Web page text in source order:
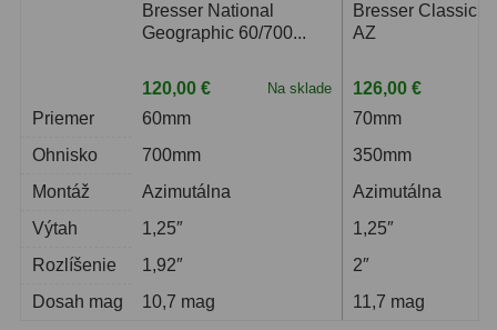
Priemer
Ohnisko
Montáž
Výtah
Rozlíšenie
Dosah mag
Bresser National
Geographic 60/700...
120,00 € Na sklade
60mm
700mm
Azimutálna
1,25″
1,92″
10,7 mag
Bresser Classic
AZ
126,00 €
70mm
350mm
Azimutálna
1,25″
2″
11,7 mag